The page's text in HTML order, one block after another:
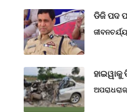
ଡିଜି ପଦ
ହାଇୱାକୁ
ଅପରାଧ